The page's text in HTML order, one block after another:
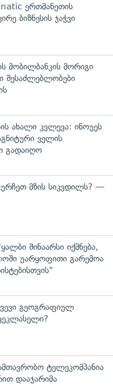
ერთმანეთის
ბიზნესის ჯაჭვი
მობილბანკის მორიგი
შესაძლებლობები
ახალი კვლევა: ინოუეს
ველის
გადაიღო
მზის სიკვდილს? —
შინაარსი იქმნება,
უარყოფითი გარემოა
გეოგრაფიულ
ტელეკომპანია
დააჯარიმა